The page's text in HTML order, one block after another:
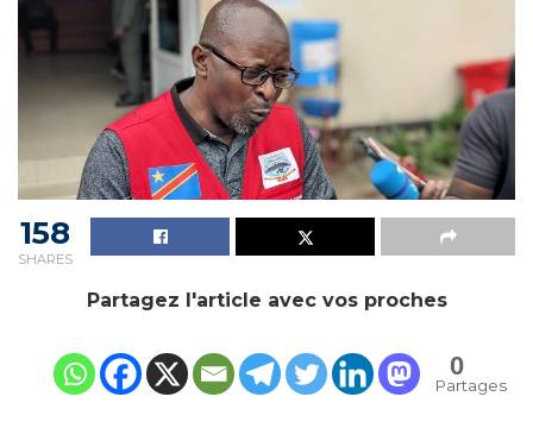
158
SHARES
Partagez l'article avec vos proches
0
Partages